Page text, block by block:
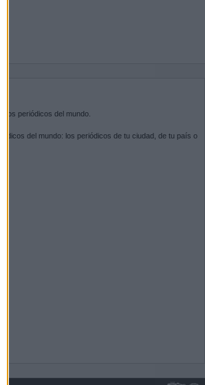
los periódicos del mundo.
del mundo: los periódicos de tu ciudad, de tu país o